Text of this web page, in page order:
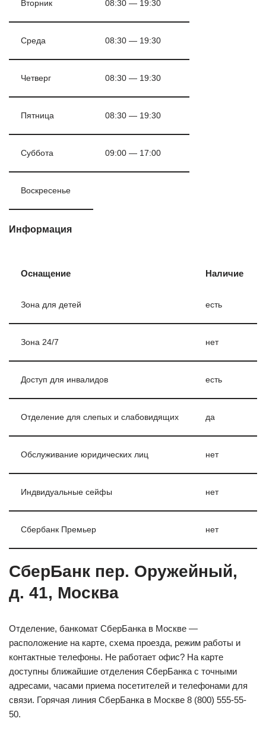
Вторник 08:30 — 19:30
Среда 08:30 — 19:30
Четверг 08:30 — 19:30
Пятница 08:30 — 19:30
Суббота 09:00 — 17:00
Воскресенье
Информация
Оснащение Наличие
Зона для детей есть
Зона 24/7 нет
Доступ для инвалидов есть
Отделение для слепых и слабовидящих да
Обслуживание юридических лиц нет
Индвидуальные сейфы нет
Сбербанк Премьер нет
СберБанк пер. Оружейный,
д. 41, Москва
Отделение, банкомат СберБанка в Москве —
расположение на карте, схема проезда, режим работы и
контактные телефоны. Не работает офис? На карте
доступны ближайшие отделения СберБанка с точными
адресами, часами приема посетителей и телефонами для
связи. Горячая линия СберБанка в Москве 8 (800) 555-55-
50.